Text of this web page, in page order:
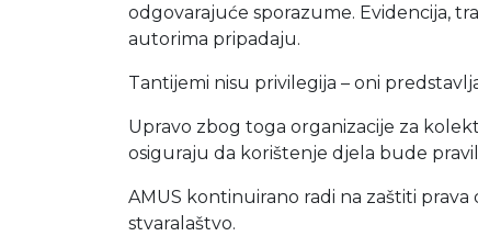
odgovarajuće sporazume. Evidencija,
autorima pripadaju.
Tantijemi nisu privilegija – oni
Upravo zbog toga organizacije za
osiguraju da korištenje djela bude
AMUS kontinuirano radi na zaštiti prava
stvaralaštvo.